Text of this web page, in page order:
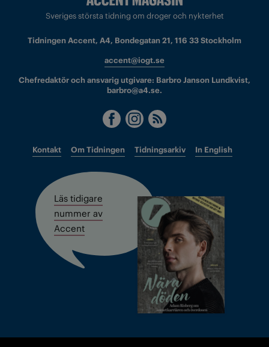
Sveriges största tidning om droger och nykterhet
Tidningen Accent, A4, Bondegatan 21, 116 33 Stockholm
accent@iogt.se
Chefredaktör och ansvarig utgivare: Barbro Janson Lundkvist,
barbro@a4.se.
Kontakt Om Tidningen Tidningsarkiv In English
Läs tidigare
nummer av
Accent